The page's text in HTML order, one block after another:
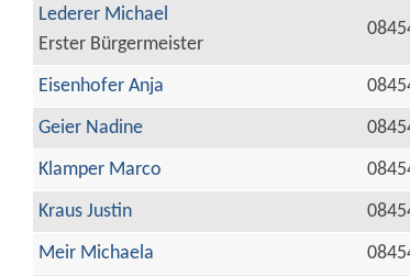
Lederer Michael
Erster Bürgermeister
Eisenhofer Anja
Geier Nadine
Klamper Marco
Kraus Justin
Meir Michaela